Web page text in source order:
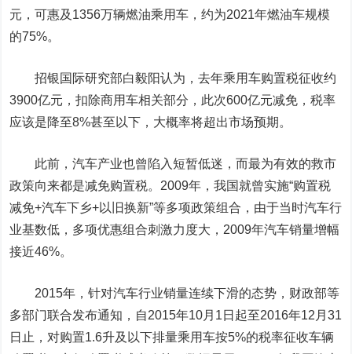
元，可惠及1356万辆燃油乘用车，约为2021年燃油车规模
的75%。
招银国际研究部白毅阳认为，去年乘用车购置税征收约
3900亿元，扣除商用车相关部分，此次600亿元减免，税率
应该是降至8%甚至以下，大概率将超出市场预期。
此前，汽车产业也曾陷入短暂低迷，而最为有效的救市
政策向来都是减免购置税。2009年，我国就曾实施“购置税
减免+汽车下乡+以旧换新”等多项政策组合，由于当时汽车行
业基数低，多项优惠组合刺激力度大，2009年汽车销量增幅
接近46%。
2015年，针对汽车行业销量连续下滑的态势，财政部等
多部门联合发布通知，自2015年10月1日起至2016年12月31
日止，对购置1.6升及以下排量乘用车按5%的税率征收车辆